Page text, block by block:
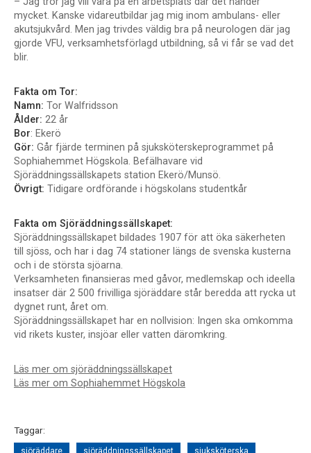
mycket. Kanske vidareutbildar jag mig inom ambulans- eller
akutsjukvård. Men jag trivdes väldig bra på neurologen där jag
gjorde VFU, verksamhetsförlagd utbildning, så vi får se vad det
blir.
Fakta om Tor:
Namn: Tor Walfridsson
Ålder: 22 år
Bor: Ekerö
Gör: Går fjärde terminen på sjuksköterskeprogrammet på
Sophiahemmet Högskola. Befälhavare vid
Sjöräddningssällskapets station Ekerö/Munsö.
Övrigt: Tidigare ordförande i högskolans studentkår
Fakta om Sjöräddningssällskapet:
Sjöräddningssällskapet bildades 1907 för att öka säkerheten
till sjöss, och har i dag 74 stationer längs de svenska kusterna
och i de största sjöarna.
Verksamheten finansieras med gåvor, medlemskap och ideella
insatser där 2 500 frivilliga sjöräddare står beredda att rycka ut
dygnet runt, året om.
Sjöräddningssällskapet har en nollvision: Ingen ska omkomma
vid rikets kuster, insjöar eller vatten däromkring.
Läs mer om sjöräddningssällskapet
Läs mer om Sophiahemmet Högskola
Taggar:
sjöräddare sjöräddningssällskapet sjuksköterska